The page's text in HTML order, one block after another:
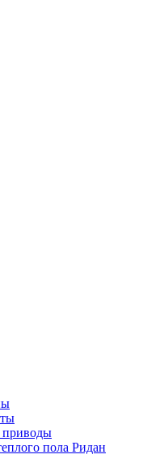
приводы
пола Ридан